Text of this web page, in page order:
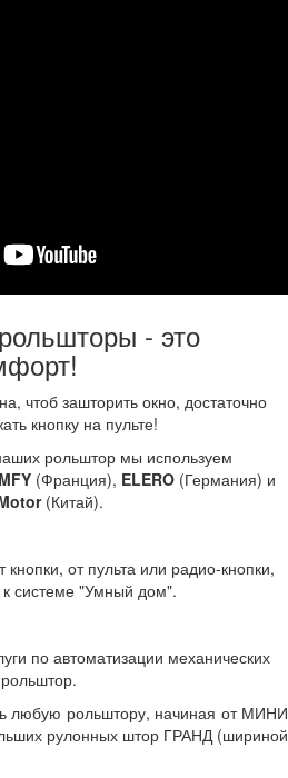
- это
чтоб зашторить окно, достаточно
кнопку на пульте!
рольштор мы используем
(Франция), ELERO (Германия) и
(Китай).
кнопки, от пульта или радио-кнопки,
системе "Умный дом".
по автоматизации механических
рольштор.
любую рольштору, начиная от МИНИ
рулонных штор ГРАНД (шириной